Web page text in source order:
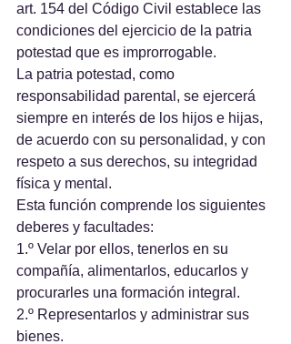
art. 154 del Código Civil establece las
condiciones del ejercicio de la patria
potestad que es improrrogable.
La patria potestad, como
responsabilidad parental, se ejercerá
siempre en interés de los hijos e hijas,
de acuerdo con su personalidad, y con
respeto a sus derechos, su integridad
física y mental.
Esta función comprende los siguientes
deberes y facultades:
1.º Velar por ellos, tenerlos en su
compañía, alimentarlos, educarlos y
procurarles una formación integral.
2.º Representarlos y administrar sus
bienes.